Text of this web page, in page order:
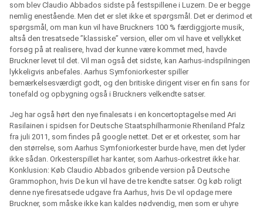
som blev Claudio Abbados sidste på festspillene i Luzern. De er begge
nemlig enestående. Men det er slet ikke et spørgsmål. Det er derimod et
spørgsmål, om man kun vil have Bruckners 100 % færdiggjorte musik,
altså den tresatsede ”klassiske” version, eller om vil have et vellykket
forsøg på at realisere, hvad der kunne være kommet med, havde
Bruckner levet til det. Vil man også det sidste, kan Aarhus-indspilningen
lykkeligvis anbefales. Aarhus Symfoniorkester spiller
bemærkelsesværdigt godt, og den britiske dirigent viser en fin sans for
tonefald og opbygning også i Bruckners velkendte satser.
Jeg har også hørt den nye finalesats i en koncertoptagelse med Ari
Rasilainen i spidsen for Deutsche Staatsphilharmonie Rheniland Pfalz
fra juli 2011, som findes på google nettet. Det er et orkester, som har
den størrelse, som Aarhus Symfoniorkester burde have, men det lyder
ikke sådan. Orkesterspillet har kanter, som Aarhus-orkestret ikke har.
Konklusion: Køb Claudio Abbados gribende version på Deutsche
Grammophon, hvis De kun vil have de tre kendte satser. Og køb roligt
denne nye firesatsede udgave fra Aarhus, hvis De vil opdage mere
Bruckner, som måske ikke kan kaldes nødvendig, men som er uhyre